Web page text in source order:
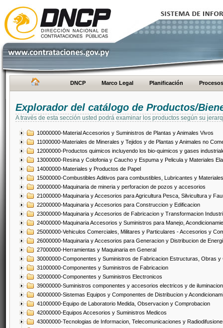
DNCP Marco Legal Planificación Procesos
Explorador del catálogo de Productos/
A través de esta sección usted podrá examinar los productos según su
10000000-Material Accesorios y Suministros de Plantas y Animales Vivos
11000000-Materiales de Minerales y Tejidos y de Plantas y Animales no
12000000-Productos quimicos incluyendo los bio-quimicos y gases
13000000-Resina y Colofonia y Caucho y Espuma y Pelicula y Materiales
14000000-Materiales y Productos de Papel
15000000-Combustibles Aditivos para combustibles, Lubricantes y
20000000-Maquinaria de mineria y perforacion de pozos y accesorios
21000000-Maquinaria y Accesorios para Agricultura Pesca, Silvicultura y
22000000-Maquinaria y Accesorios para Construccion y Edificacion
23000000-Maquinaria y Accesorios de Fabricacion y Transformacion
24000000-Maquinaria Accesorios y Suministros para Manejo,
25000000-Vehiculos Comerciales, Militares y Particulares - Accesorios y
26000000-Maquinaria y Accesorios para Generacion y Distribucion de
27000000-Herramientas y Maquinaria en General
30000000-Componentes y Suministros de Fabricacion Estructuras, Obras
31000000-Componentes y Suministros de Fabricacion
32000000-Componentes y Suministros Electronicos
39000000-Suministros componentes y accesorios electricos y de iluminacion
40000000-Sistemas Equipos y Componentes de Distribucion y
41000000-Equipo de Laboratorio Medida, Observacion y Comprobacion
42000000-Equipos Accesorios y Suministros Medicos
43000000-Tecnologias de Informacion, Telecomunicaciones y